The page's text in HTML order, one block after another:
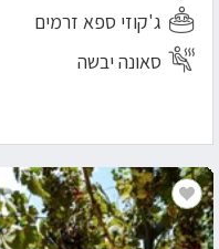
ג'קוזי ספא זרמים
סאונה יבשה